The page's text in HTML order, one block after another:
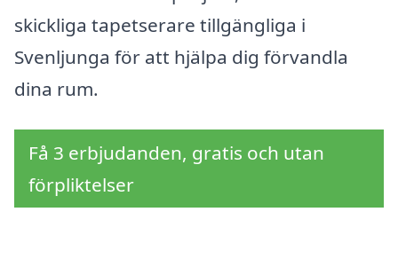
skickliga tapetserare tillgängliga i
Svenljunga för att hjälpa dig förvandla
dina rum.
Få 3 erbjudanden, gratis och utan
förpliktelser